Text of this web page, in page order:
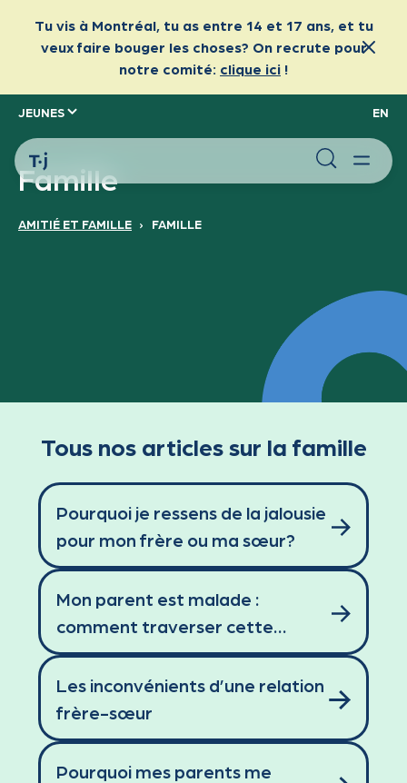
JEUNES EN
Famille
AMITIÉ ET FAMILLE › FAMILLE
Tous nos articles sur la famille
Pourquoi je ressens de la jalousie
pour mon frère ou ma sœur?
Mon parent est malade :
comment traverser cette
épreuve?
Les inconvénients d’une relation
frère-sœur
Pourquoi mes parents me